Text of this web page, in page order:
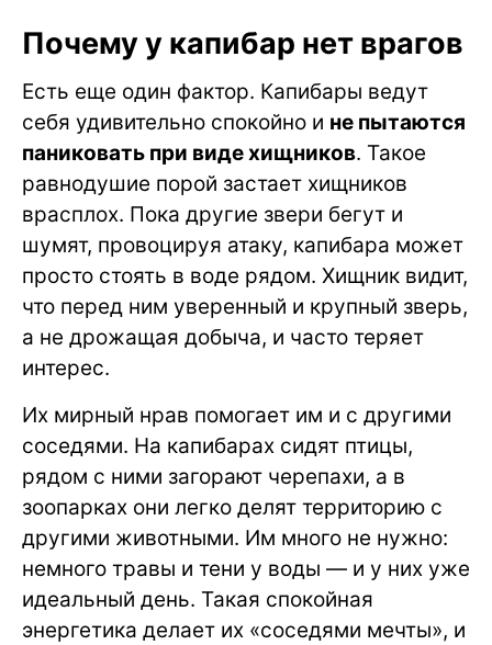
Почему у капибар нет врагов
Есть еще один фактор. Капибары ведут
себя удивительно спокойно и не пытаются
паниковать при виде хищников. Такое
равнодушие порой застает хищников
врасплох. Пока другие звери бегут и
шумят, провоцируя атаку, капибара может
просто стоять в воде рядом. Хищник видит,
что перед ним уверенный и крупный зверь,
а не дрожащая добыча, и часто теряет
интерес.
Их мирный нрав помогает им и с другими
соседями. На капибарах сидят птицы,
рядом с ними загорают черепахи, а в
зоопарках они легко делят территорию с
другими животными. Им много не нужно:
немного травы и тени у воды — и у них уже
идеальный день. Такая спокойная
энергетика делает их «соседями мечты», и